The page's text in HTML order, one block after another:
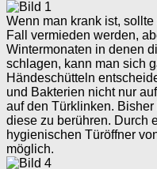
Wenn man krank ist,
Fall vermieden werden,
Wintermonaten in denen
schlagen, kann man sich
Händeschütteln
und Bakterien nicht nur
auf den Türklinken.
diese zu berühren. Durch
hygienischen Türöffner
möglich.